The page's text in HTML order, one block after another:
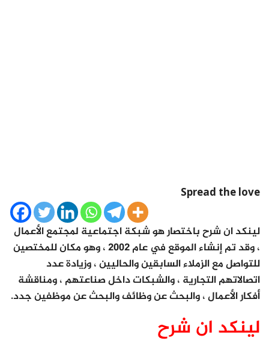
Spread the love
لينكد ان شرح باختصار هو شبكة اجتماعية لمجتمع الأعمال
، وقد تم إنشاء الموقع في عام 2002 ، وهو مكان للمختصين
للتواصل مع الزملاء السابقين والحاليين ، وزيادة عدد
اتصالاتهم التجارية ، والشبكات داخل صناعتهم ، ومناقشة
أفكار الأعمال ، والبحث عن وظائف والبحث عن موظفين جدد.
لينكد ان شرح